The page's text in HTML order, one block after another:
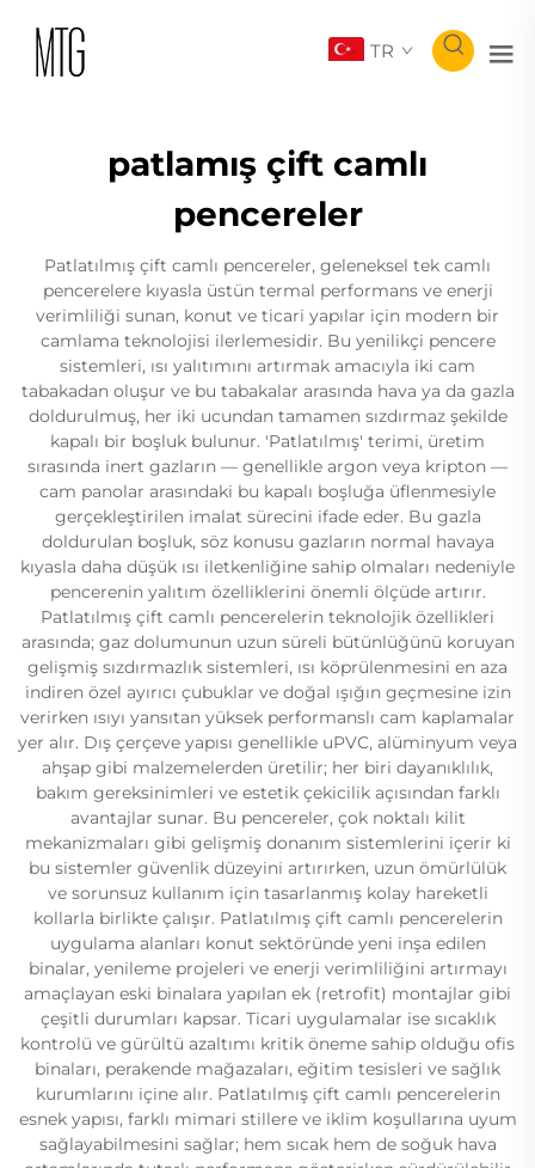
TR
patlamış çift camlı
pencereler
Patlatılmış çift camlı pencereler, geleneksel tek camlı
pencerelere kıyasla üstün termal performans ve enerji
verimliliği sunan, konut ve ticari yapılar için modern bir
camlama teknolojisi ilerlemesidir. Bu yenilikçi pencere
sistemleri, ısı yalıtımını artırmak amacıyla iki cam
tabakadan oluşur ve bu tabakalar arasında hava ya da gazla
doldurulmuş, her iki ucundan tamamen sızdırmaz şekilde
kapalı bir boşluk bulunur. 'Patlatılmış' terimi, üretim
sırasında inert gazların — genellikle argon veya kripton —
cam panolar arasındaki bu kapalı boşluğa üflenmesiyle
gerçekleştirilen imalat sürecini ifade eder. Bu gazla
doldurulan boşluk, söz konusu gazların normal havaya
kıyasla daha düşük ısı iletkenliğine sahip olmaları nedeniyle
pencerenin yalıtım özelliklerini önemli ölçüde artırır.
Patlatılmış çift camlı pencerelerin teknolojik özellikleri
arasında; gaz dolumunun uzun süreli bütünlüğünü koruyan
gelişmiş sızdırmazlık sistemleri, ısı köprülenmesini en aza
indiren özel ayırıcı çubuklar ve doğal ışığın geçmesine izin
verirken ısıyı yansıtan yüksek performanslı cam kaplamalar
yer alır. Dış çerçeve yapısı genellikle uPVC, alüminyum veya
ahşap gibi malzemelerden üretilir; her biri dayanıklılık,
bakım gereksinimleri ve estetik çekicilik açısından farklı
avantajlar sunar. Bu pencereler, çok noktalı kilit
mekanizmaları gibi gelişmiş donanım sistemlerini içerir ki
bu sistemler güvenlik düzeyini artırırken, uzun ömürlülük
ve sorunsuz kullanım için tasarlanmış kolay hareketli
kollarla birlikte çalışır. Patlatılmış çift camlı pencerelerin
uygulama alanları konut sektöründe yeni inşa edilen
binalar, yenileme projeleri ve enerji verimliliğini artırmayı
amaçlayan eski binalara yapılan ek (retrofit) montajlar gibi
çeşitli durumları kapsar. Ticari uygulamalar ise sıcaklık
kontrolü ve gürültü azaltımı kritik öneme sahip olduğu ofis
binaları, perakende mağazaları, eğitim tesisleri ve sağlık
kurumlarını içine alır. Patlatılmış çift camlı pencerelerin
esnek yapısı, farklı mimari stillere ve iklim koşullarına uyum
sağlayabilmesini sağlar; hem sıcak hem de soğuk hava